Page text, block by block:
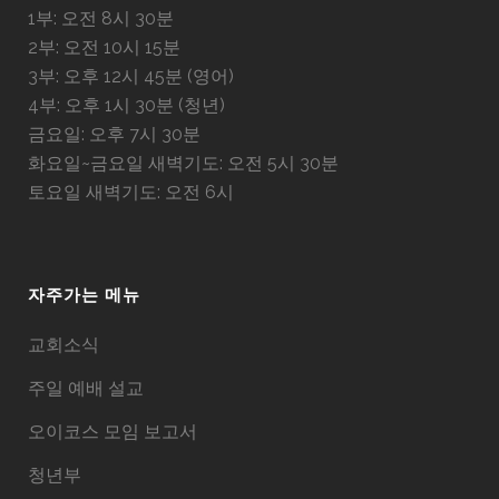
1부: 오전 8시 30분
2부: 오전 10시 15분
3부: 오후 12시 45분 (영어)
4부: 오후 1시 30분 (청년)
금요일: 오후 7시 30분
화요일~금요일 새벽기도: 오전 5시 30분
토요일 새벽기도: 오전 6시
자주가는 메뉴
교회소식
주일 예배 설교
오이코스 모임 보고서
청년부